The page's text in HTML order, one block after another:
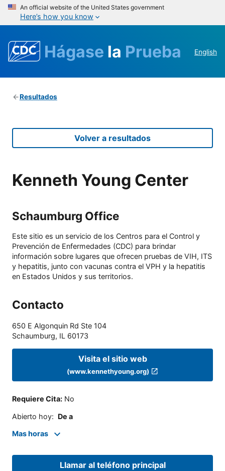
An official website of the United States government
Here’s how you know
Hágase la Prueba English
Resultados
Volver a resultados
Kenneth Young Center
Schaum­burg Office
Este sitio es un servicio de los Centros para el Control y
Prevención de Enfermedades (CDC) para brindar
información sobre lugares que ofrecen pruebas de VIH, ITS
y hepatitis, junto con vacunas contra el VPH y la hepatitis
en Estados Unidos y sus territorios.
Contacto
650 E Algonquin Rd Ste 104
Schaumburg, IL 60173
Visita el sitio web
(www.kennethyoung.org)
Requiere Cita: No
Abierto hoy: De a
Mas horas
Llamar al teléfono principal